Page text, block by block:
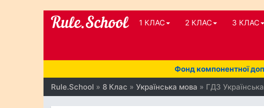
1 КЛАС 2 КЛАС 3 КЛАС
Фонд компонентної
Rule.School » 8 Клас » Українська мова » ГДЗ